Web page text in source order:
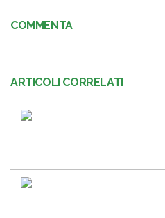
COMMENTA
ARTICOLI CORRELATI